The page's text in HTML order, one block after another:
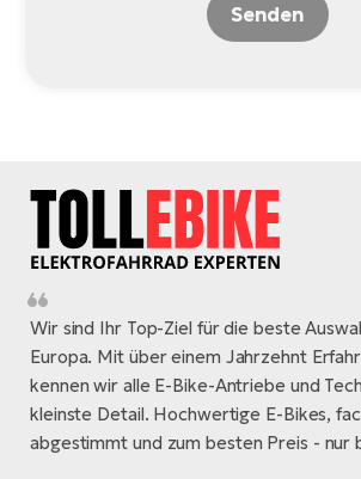
Senden
Wir sind Ihr Top-Ziel für die beste
Europa. Mit über einem Jahrzehnt
kennen wir alle E-Bike-Antriebe und
kleinste Detail. Hochwertige E-Bikes,
abgestimmt und zum besten Preis - nur